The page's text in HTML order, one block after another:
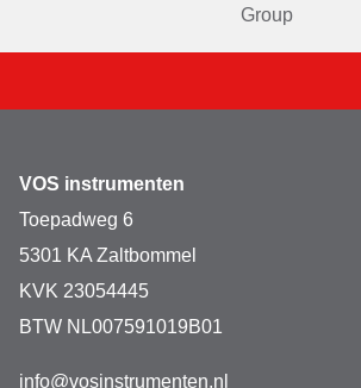
Group
VOS instrumenten
Toepadweg 6
5301 KA Zaltbommel
KVK 23054445
BTW NL007591019B01
info@vosinstrumenten.nl